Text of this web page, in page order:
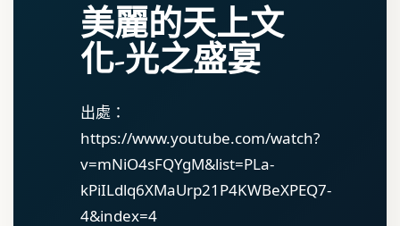
美麗的天上文
化-光之盛宴
出處：
https://www.youtube.com/watch?
v=mNiO4sFQYgM&list=PLa-
kPiILdlq6XMaUrp21P4KWBeXPEQ7-
4&index=4